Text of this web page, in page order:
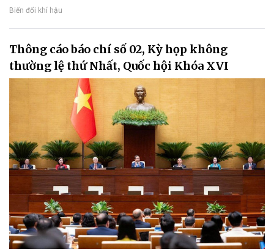
Biến đổi khí hậu
Thông cáo báo chí số 02, Kỳ họp không
thường lệ thứ Nhất, Quốc hội Khóa XVI